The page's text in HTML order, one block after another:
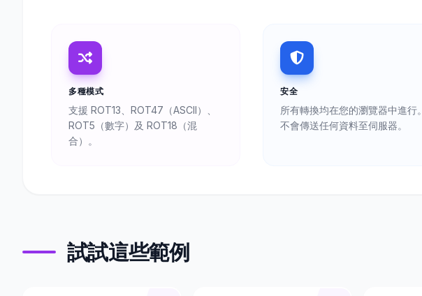
多種模式
支援 ROT13、ROT47（ASCII）、
ROT5（數字）及 ROT18（混
合）。
安全
所有轉換均在您的瀏覽器中進行。
不會傳送任何資料至伺服器。
試試這些範例